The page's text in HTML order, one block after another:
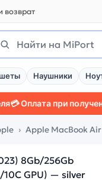
возврат
Поиск
Найти
Наушники
при получении📱
Apple MacBook Air